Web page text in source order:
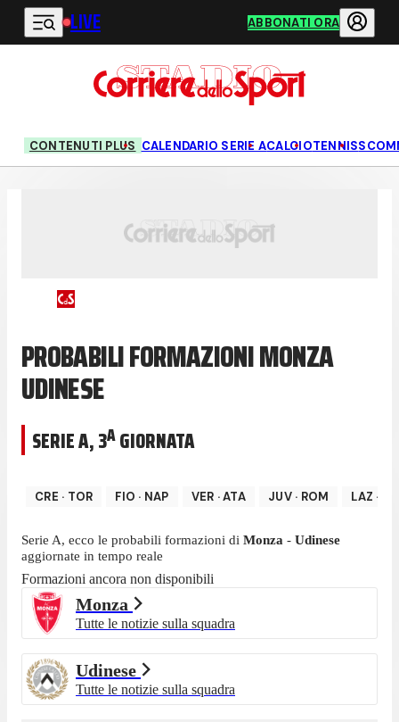
Vai al contenuto principale
LIVE ABBONATI ORA
CONTENUTI PLUS CALENDARIO SERIE ACALCIOTENNIS
PROBABILI FORMAZIONI MONZA
UDINESE
SERIE A,3AGIORNATA
CRE · TOR FIO · NAP VER ·ATA JUV· ROM LAZ ·
Serie A, ecco le probabili formazioni di Monza - Udinese
aggiornate in tempo reale
Formazioni ancora non disponibili
Monza
Tutte le notizie sulla squadra
Udinese
Tutte le notizie sulla squadra